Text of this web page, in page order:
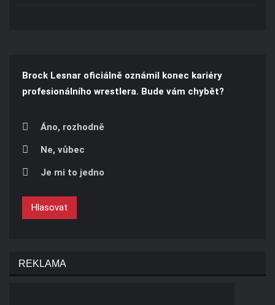
Brock Lesnar oficiálně oznámil konec kariéry
profesionálního wrestlera. Bude vám chybět?
Áno, rozhodně
Ne, vůbec
Je mi to jedno
Hlasovat
REKLAMA